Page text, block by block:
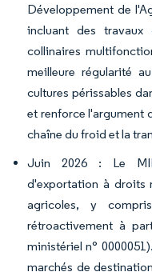
Développement de
incluant des travaux
collinaires
meilleure régularité
cultures périssables
et renforce l'argument
chaîne du froid et la
Juin 2026 : Le
d'exportation à droits
agricoles, y
rétroactivement à
ministériel n°
marchés de